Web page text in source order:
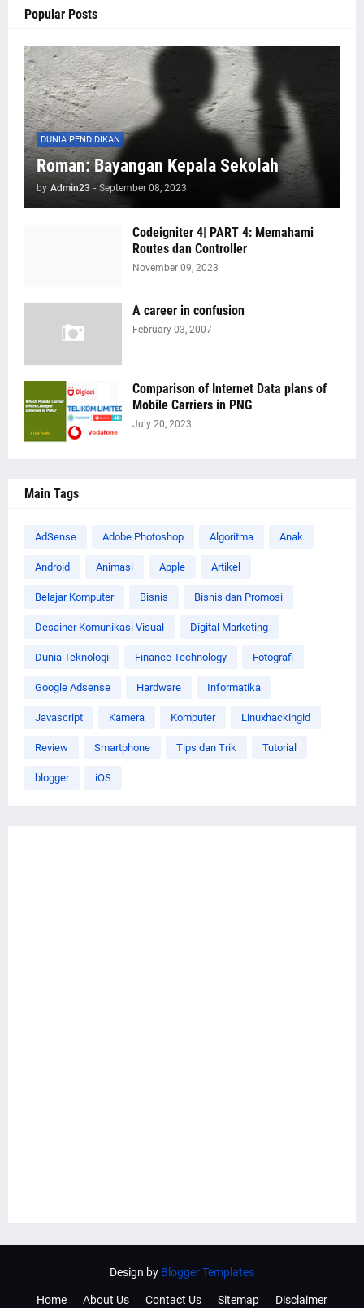
Popular Posts
DUNIA PENDIDIKAN
Roman: Bayangan Kepala Sekolah
by Admin23 - September 08, 2023
Codeigniter 4| PART 4: Memahami
Routes dan Controller
November 09, 2023
A career in confusion
February 03, 2007
Comparison of Internet Data plans of
Mobile Carriers in PNG
July 20, 2023
Main Tags
AdSense Adobe Photoshop Algoritma Anak
Android Animasi Apple Artikel
Belajar Komputer Bisnis Bisnis dan Promosi
Desainer Komunikasi Visual Digital Marketing
Dunia Teknologi Finance Technology Fotografi
Google Adsense Hardware Informatika
Javascript Kamera Komputer Linuxhackingid
Review Smartphone Tips dan Trik Tutorial
blogger iOS
Design by Blogger Templates
Home About Us Contact Us Sitemap Disclaimer